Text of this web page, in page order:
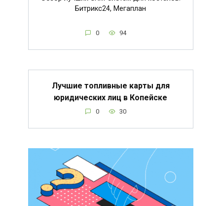
Битрикс24, Мегаплан
0 94
Лучшие топливные карты для
юридических лиц в Копейске
0 30